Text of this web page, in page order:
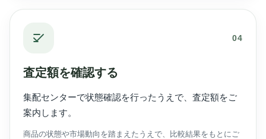
04
査定額を確認する
集配センターで状態確認を行ったうえで、査定額をご
案内します。
商品の状態や市場動向を踏まえたうえで、比較結果をもとにご